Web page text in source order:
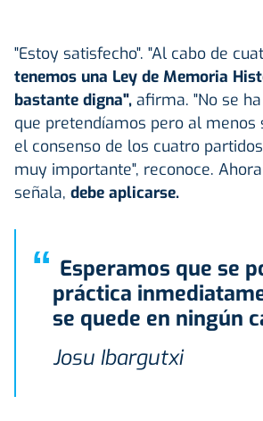
"Estoy satisfecho". "Al cabo de
tenemos una Ley de Memoria
bastante digna", afirma. "No se
que pretendíamos pero al menos
el consenso de los cuatro
muy importante", reconoce.
señala, debe aplicarse.
“ Esperamos que se ponga en
práctica
se quede en ningún
Josu Ibargutxi